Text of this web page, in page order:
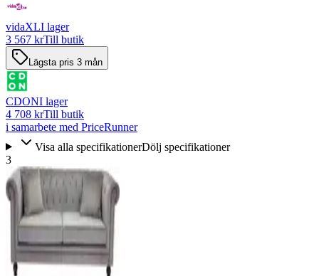
vidaXLI lager
3 567 krTill butik
Lägsta pris 3 mån
CDONI lager
4 708 krTill butik
i samarbete med PriceRunner
Visa alla specifikationerDölj specifikationer
3